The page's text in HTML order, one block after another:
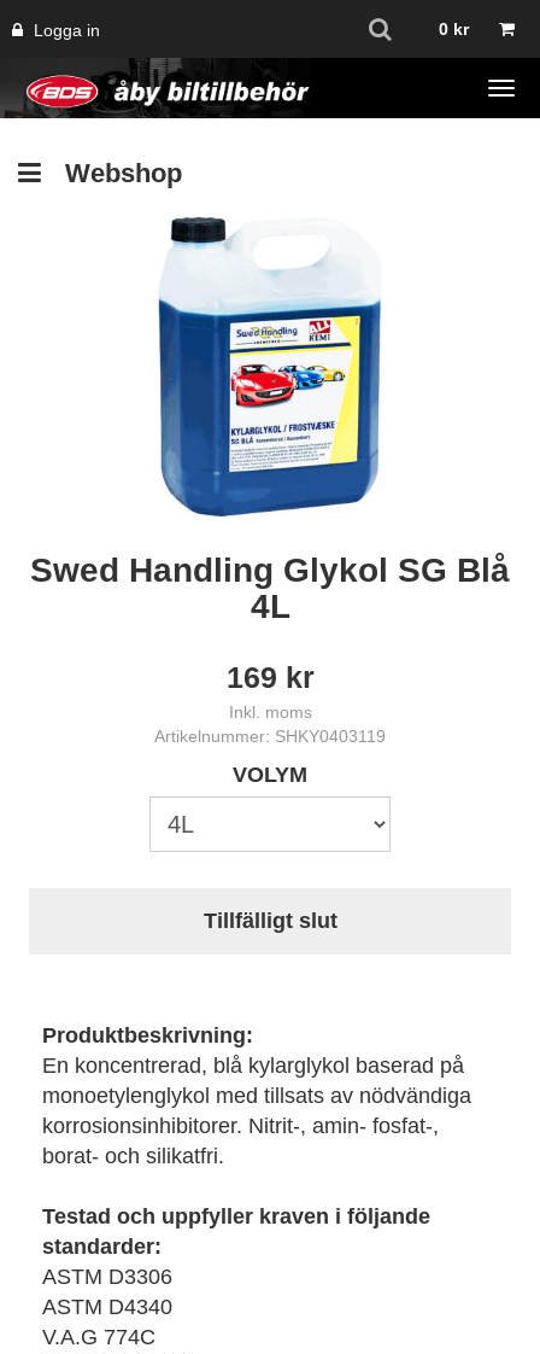
Logga in 0 kr
Webshop
Swed Handling Glykol SG Blå
4L
169 kr
Inkl. moms
Artikelnummer: SHKY0403119
VOLYM
Tillfälligt slut
Produktbeskrivning:
En koncentrerad, blå kylarglykol baserad på
monoetylenglykol med tillsats av nödvändiga
korrosionsinhibitorer. Nitrit-, amin- fosfat-,
borat- och silikatfri.
Testad och uppfyller kraven i följande
standarder:
ASTM D3306
ASTM D4340
V.A.G 774C